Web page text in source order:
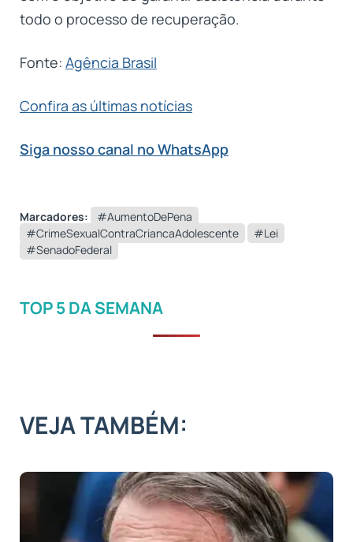
todo o processo de recuperação.
Fonte: Agência Brasil
Confira as últimas notícias
Siga nosso canal no WhatsApp
Marcadores:
#AumentoDePena
#CrimeSexualContraCriancaAdolescente
#Lei
#SenadoFederal
TOP 5 DA SEMANA
VEJA TAMBÉM: